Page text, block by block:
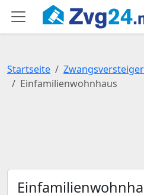
Startseite
Einfamilienwohnhaus